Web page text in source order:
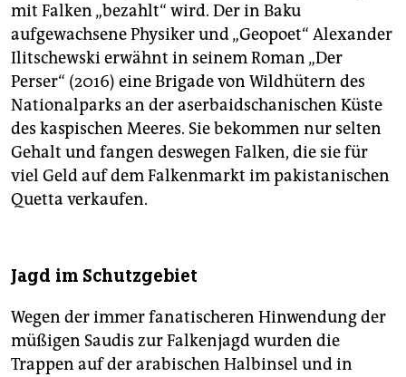
mit Falken „bezahlt“ wird. Der in Baku
aufgewachsene Physiker und „Geopoet“ Alexander
Ilitschewski erwähnt in seinem Roman „Der
Perser“ (2016) eine Brigade von Wildhütern des
Nationalparks an der aserbaidschanischen Küste
des kaspischen Meeres. Sie bekommen nur selten
Gehalt und fangen deswegen Falken, die sie für
viel Geld auf dem Falkenmarkt im pakistanischen
Quetta verkaufen.
Jagd im Schutzgebiet
Wegen der immer fanatischeren Hinwendung der
müßigen Saudis zur Falkenjagd wurden die
Trappen auf der arabischen Halbinsel und in